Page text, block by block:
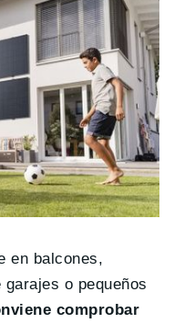
en balcones,
o pequeños
comprobar